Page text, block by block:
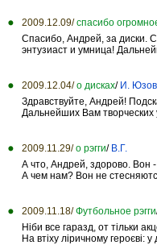
2009.12.09/ спасибо
Спасибо, Андрей, за диски.
энтузиаст и умница!
2009.12.04/ о дисках/ И. Юзов
Здравствуйте, Андрей!
Дальнейших Вам творческих
2009.11.29/ о рэгги/ В.Г.
А что, Андрей, здорово. Вон
А чем нам? Вон не
2009.11.18/ Футбольное рэгги
Ніби все гаразд, от тільки
На втіху ліричному героєві: